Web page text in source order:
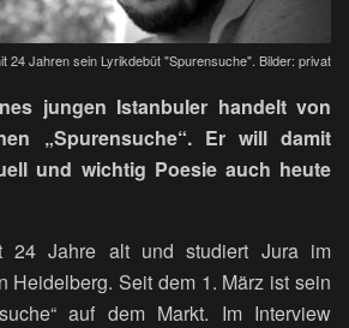
24 Jahren sein Lyrikdebüt "Spurensuche". Bilder: privat
jungen Istanbuler handelt von
„Spurensuche“. Er will damit
und wichtig Poesie auch heute
24 Jahre alt und studiert Jura im
Heidelberg. Seit dem 1. März ist sein
auf dem Markt. Im Interview